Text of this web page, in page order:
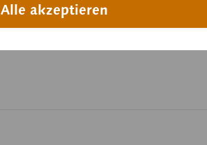
Breite:
Alle akzeptieren